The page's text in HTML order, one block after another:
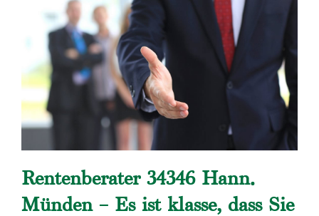
Rentenberater 34346 Hann.
Münden – Es ist klasse, dass Sie